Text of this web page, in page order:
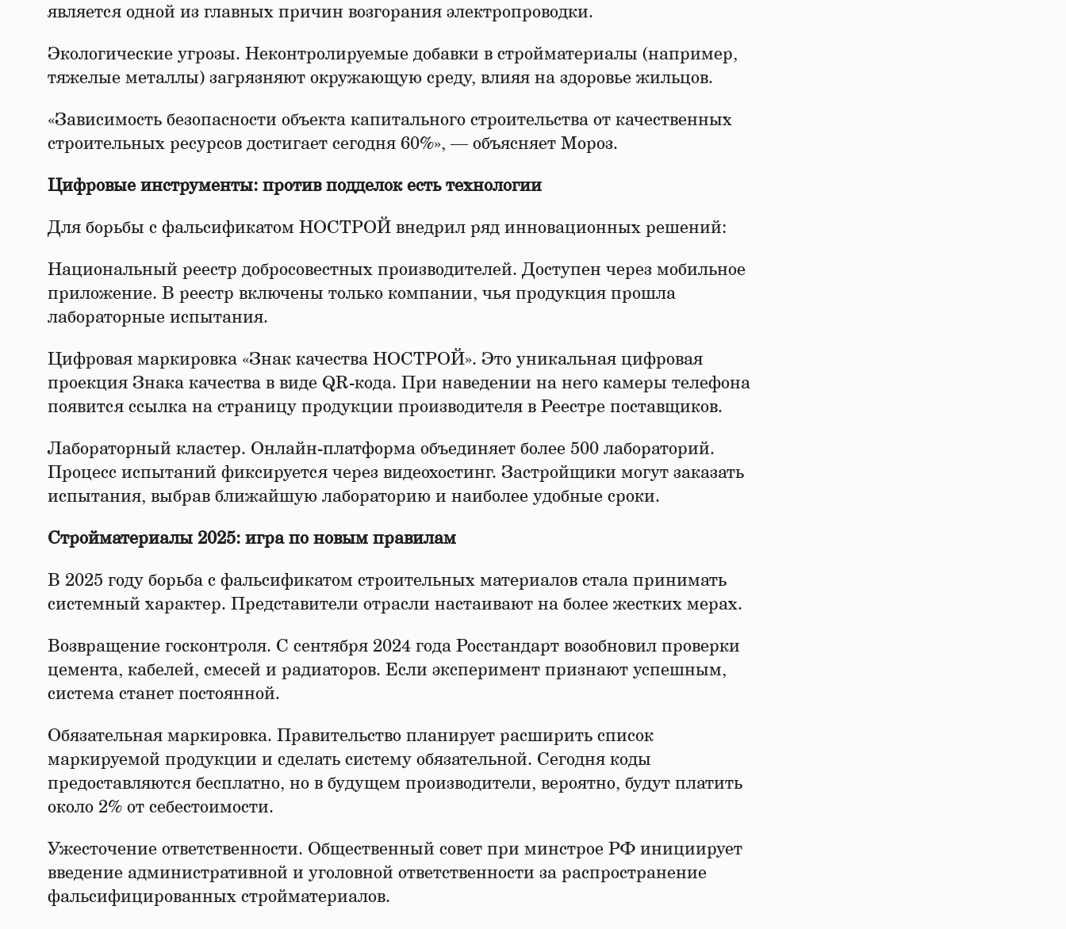
является одной из главных причин возгорания электропроводки.
Экологические угрозы. Неконтролируемые добавки в стройматериалы (например,
тяжелые металлы) загрязняют окружающую среду, влияя на здоровье жильцов.
«Зависимость безопасности объекта капитального строительства от качественных
строительных ресурсов достигает сегодня 60%», — объясняет Мороз.
Цифровые инструменты: против подделок есть технологии
Для борьбы с фальсификатом НОСТРОЙ внедрил ряд инновационных решений:
Национальный реестр добросовестных производителей. Доступен через мобильное
приложение. В реестр включены только компании, чья продукция прошла
лабораторные испытания.
Цифровая маркировка «Знак качества НОСТРОЙ». Это уникальная цифровая
проекция Знака качества в виде QR-кода. При наведении на него камеры телефона
появится ссылка на страницу продукции производителя в Реестре поставщиков.
Лабораторный кластер. Онлайн-платформа объединяет более 500 лабораторий.
Процесс испытаний фиксируется через видеохостинг. Застройщики могут заказать
испытания, выбрав ближайшую лабораторию и наиболее удобные сроки.
Стройматериалы 2025: игра по новым правилам
В 2025 году борьба с фальсификатом строительных материалов стала принимать
системный характер. Представители отрасли настаивают на более жестких мерах.
Возвращение госконтроля. С сентября 2024 года Росстандарт возобновил проверки
цемента, кабелей, смесей и радиаторов. Если эксперимент признают успешным,
система станет постоянной.
Обязательная маркировка. Правительство планирует расширить список
маркируемой продукции и сделать систему обязательной. Сегодня коды
предоставляются бесплатно, но в будущем производители, вероятно, будут платить
около 2% от себестоимости.
Ужесточение ответственности. Общественный совет при минстрое РФ инициирует
введение административной и уголовной ответственности за распространение
фальсифицированных стройматериалов.